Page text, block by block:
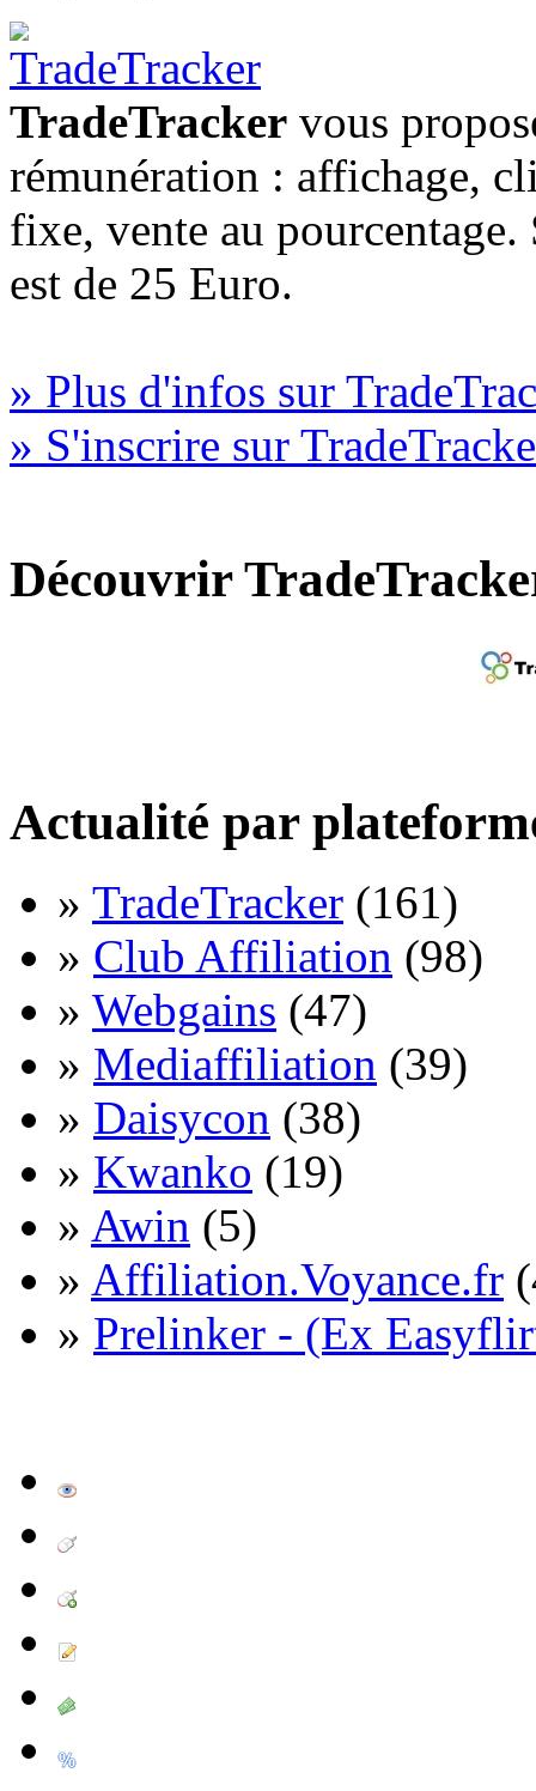
TradeTracker vous
rémunération : affichage,
fixe, vente au
est de 25 Euro.
» Plus d'infos sur
» S'inscrire sur
Découvrir
Actualité par
» TradeTracker (161)
» Club Affiliation (98)
» Webgains (47)
» Mediaffiliation (39)
» Daisycon (38)
» Kwanko (19)
» Awin (5)
» Affiliation.Voyance.fr
» Prelinker - (Ex